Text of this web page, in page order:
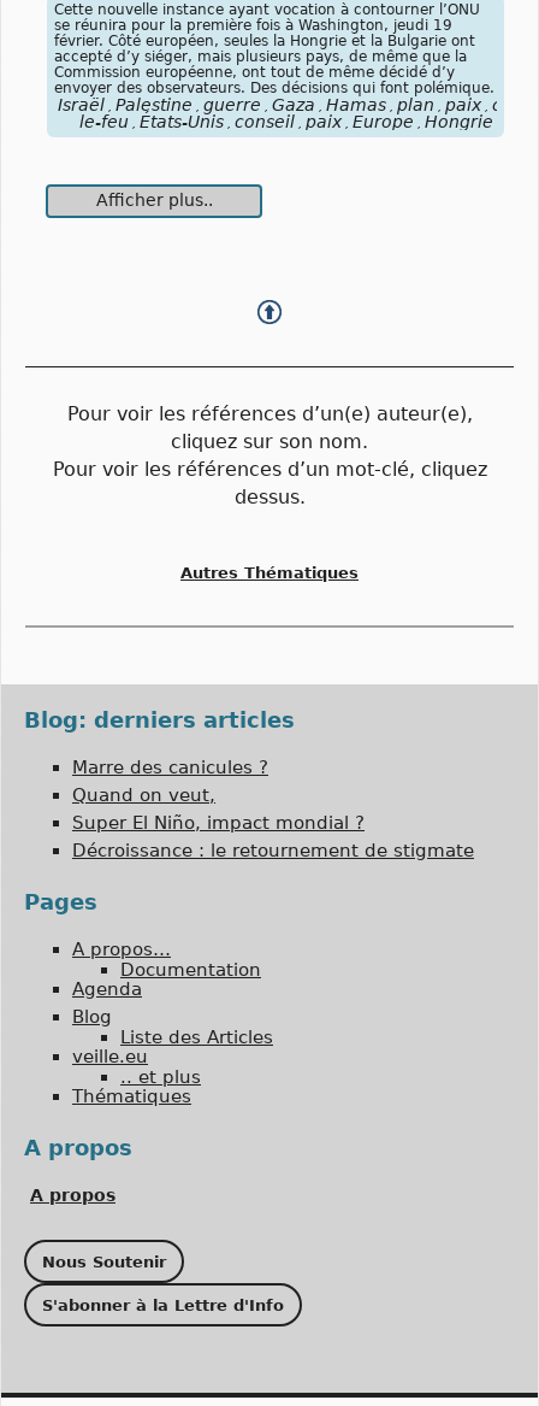
Cette nouvelle instance ayant vocation à contourner l’ONU
se réunira pour la première fois à Washington, jeudi 19
février. Côté européen, seules la Hongrie et la Bulgarie ont
accepté d’y siéger, mais plusieurs pays, de même que la
Commission européenne, ont tout de même décidé d’y
envoyer des observateurs. Des décisions qui font polémique.
Israël , Palestine , guerre , Gaza , Hamas , plan , paix ,
le-feu , États-Unis , conseil , paix , Europe , Hongrie
Afficher plus..
Pour voir les références d’un(e) auteur(e),
cliquez sur son nom.
Pour voir les références d’un mot-clé, cliquez
dessus.
Autres Thématiques
Blog: derniers articles
Marre des canicules ?
Quand on veut,
Super El Niño, impact mondial ?
Décroissance : le retournement de stigmate
Pages
A propos…
Documentation
Agenda
Blog
Liste des Articles
veille.eu
.. et plus
Thématiques
A propos
A propos
Nous Soutenir
S'abonner à la Lettre d'Info